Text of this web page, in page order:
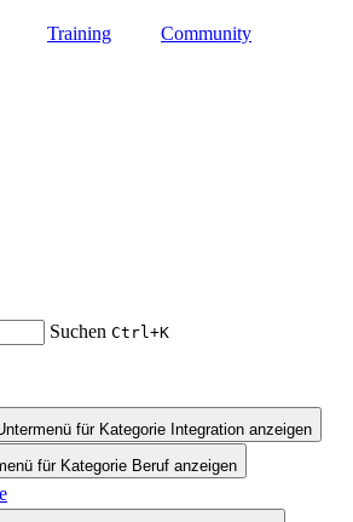
Training Community
Suchen Ctrl+K
für Kategorie Integration anzeigen
für Kategorie Beruf anzeigen